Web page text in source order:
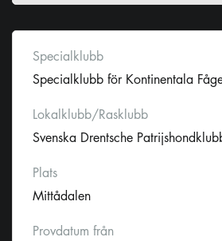
Specialklubb
Specialklubb för Kontinentala
Lokalklubb/Rasklubb
Svenska Drentsche
Plats
Mittådalen
Provdatum från